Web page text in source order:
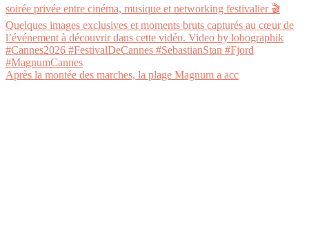
Après la montée des marches, la plage Magnum a acc